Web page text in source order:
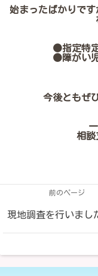
始まったばかりで
●指定特
●障がい児相
今後ともぜ
相
前のページ
現地調査を行いまし